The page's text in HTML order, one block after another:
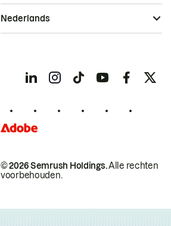
© 2026 Semrush Holdings.Alle rechten
voorbehouden.
Nederlands